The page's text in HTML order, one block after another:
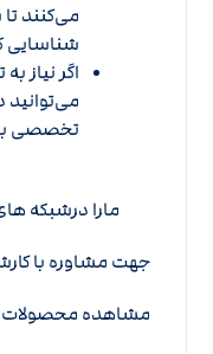
می‌کنند
شناسایی
اگر نیاز
می‌توانید
تخصصی
مارا درشبکه
جهت مشاوره با
مشاهده محصولات